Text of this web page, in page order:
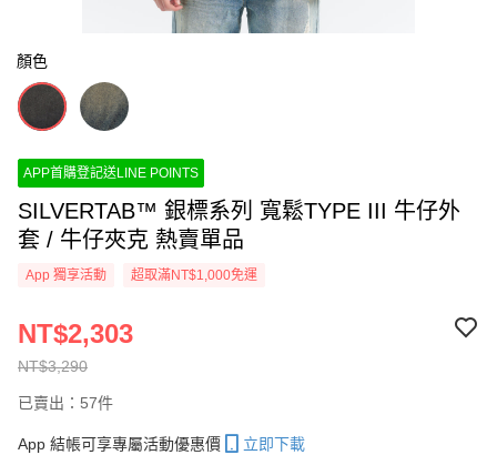
顏色
APP首購登記送LINE POINTS
SILVERTAB™ 銀標系列 寬鬆TYPE III 牛仔外
套 / 牛仔夾克 熱賣單品
App 獨享活動 超取滿NT$1,000免運
NT$3,290
NT$2,303
已賣出：57件
App 結帳可享專屬活動優惠價
立即下載